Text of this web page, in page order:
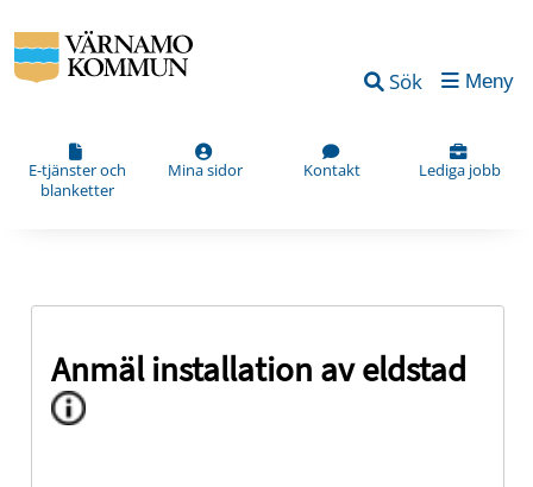
Sök Meny
E-tjänster och
blanketter
Mina sidor Kontakt Lediga jobb